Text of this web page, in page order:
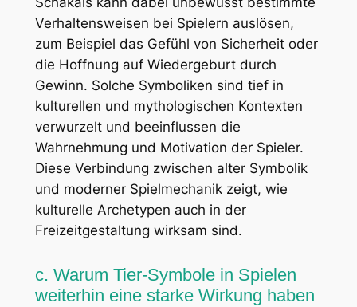
Verhaltensweisen bei Spielern auslösen,
zum Beispiel das Gefühl von Sicherheit oder
die Hoffnung auf Wiedergeburt durch
Gewinn. Solche Symboliken sind tief in
kulturellen und mythologischen Kontexten
verwurzelt und beeinflussen die
Wahrnehmung und Motivation der Spieler.
Diese Verbindung zwischen alter Symbolik
und moderner Spielmechanik zeigt, wie
kulturelle Archetypen auch in der
Freizeitgestaltung wirksam sind.
c. Warum Tier-Symbole in Spielen
weiterhin eine starke Wirkung haben